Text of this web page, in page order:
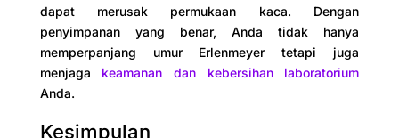
dapat merusak permukaan kaca. Dengan
penyimpanan yang benar, Anda tidak hanya
memperpanjang umur Erlenmeyer tetapi juga
menjaga keamanan dan kebersihan laboratorium
Anda.
Kesimpulan